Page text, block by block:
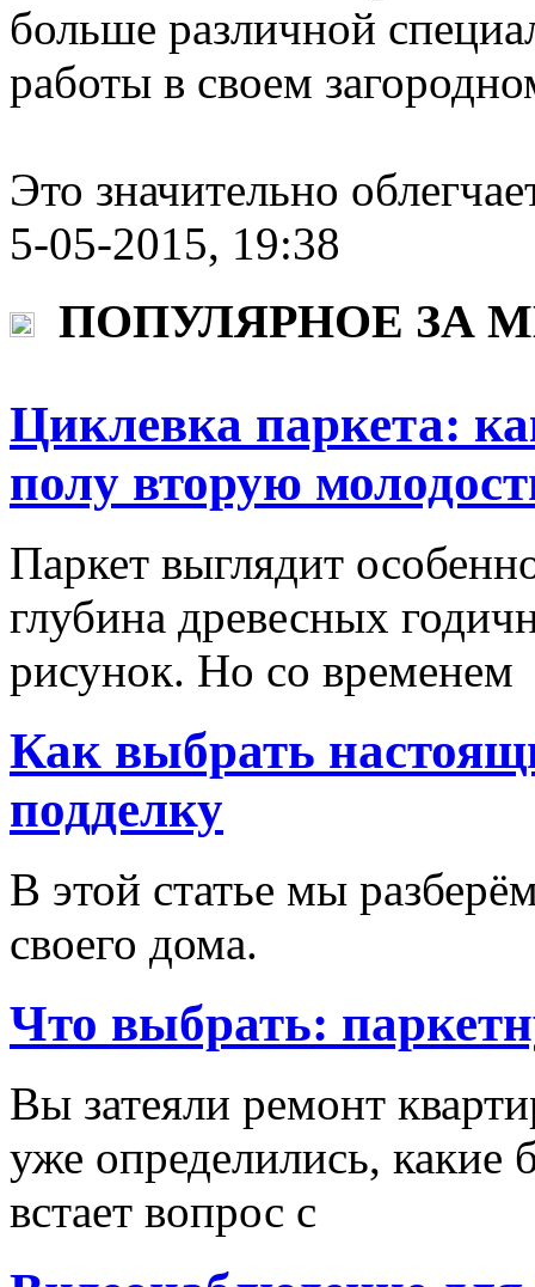
больше различной
работы в своем
Это значительно
5-05-2015, 19:38
ПОПУЛЯРНОЕ ЗА
Циклевка паркета:
полу вторую
Паркет выглядит
глубина древесных
рисунок. Но со временем
Как выбрать
подделку
В этой статье мы
своего дома.
Что выбрать:
Вы затеяли ремонт
уже определились, какие
встает вопрос с